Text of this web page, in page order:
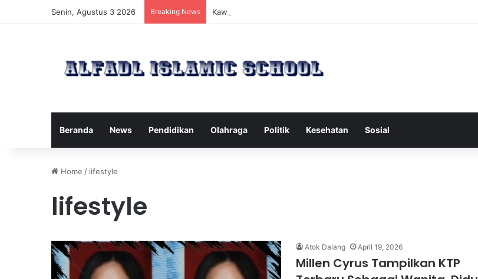
Senin, Agustus 3 2026 Breaking News Kawanan Lebah Serang Tol Bali Mandara, BKSDA Rincikan Penyebabnya
Beranda News Pendidikan Olahraga Politik Kesehatan Sosial
Home / lifestyle
lifestyle
Atok Dalang April 19, 2026
Millen Cyrus Tampilkan KTP